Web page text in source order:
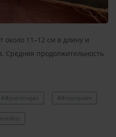
около 11–12 см в длину и
Средняя продолжительность
##putnimajas ##maziputni